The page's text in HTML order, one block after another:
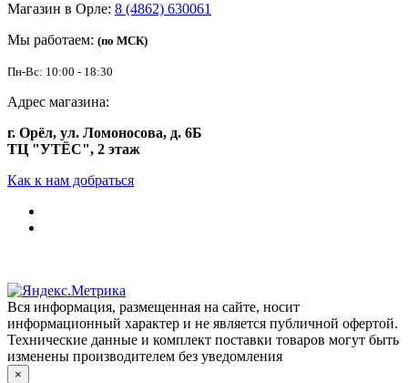
Магазин в Орле: 8 (4862) 630061
Мы работаем: (по МСК)
Пн-Вс: 10:00 - 18:30
Адрес магазина:
г. Орёл, ул. Ломоносова, д. 6Б
ТЦ "УТЁС", 2 этаж
Как к нам добраться
Вся информация, размещенная на сайте, носит
информационный характер и не является публичной офертой.
Технические данные и комплект поставки товаров могут быть
изменены производителем без уведомления
×